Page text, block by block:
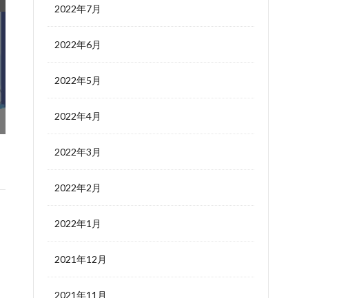
2022年7月
2022年6月
2022年5月
2022年4月
2022年3月
2022年2月
2022年1月
2021年12月
2021年11月